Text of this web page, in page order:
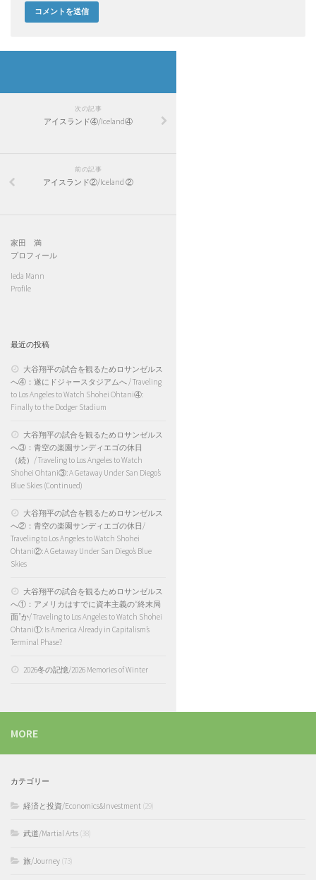
次の記事
アイスランド④/Iceland④
前の記事
アイスランド②/Iceland ②
家田 満
プロフィール
Ieda Mann
Profile
最近の投稿
大谷翔平の試合を観るためロサンゼルス
へ④：遂にドジャースタジアムへ / Traveling
to Los Angeles to Watch Shohei Ohtani④:
Finally to the Dodger Stadium
大谷翔平の試合を観るためロサンゼルス
へ③：青空の楽園サンディエゴの休日
（続）/ Traveling to Los Angeles to Watch
Shohei Ohtani③: A Getaway Under San Diego’s
Blue Skies (Continued)
大谷翔平の試合を観るためロサンゼルス
へ②：青空の楽園サンディエゴの休日/
Traveling to Los Angeles to Watch Shohei
Ohtani②: A Getaway Under San Diego’s Blue
Skies
大谷翔平の試合を観るためロサンゼルス
へ①：アメリカはすでに資本主義の“終末局
面”か/ Traveling to Los Angeles to Watch Shohei
Ohtani①: Is America Already in Capitalism’s
Terminal Phase?
2026冬の記憶/2026 Memories of Winter
MORE
カテゴリー
経済と投資/Economics&Investment (29)
武道/Martial Arts (38)
旅/Journey (73)